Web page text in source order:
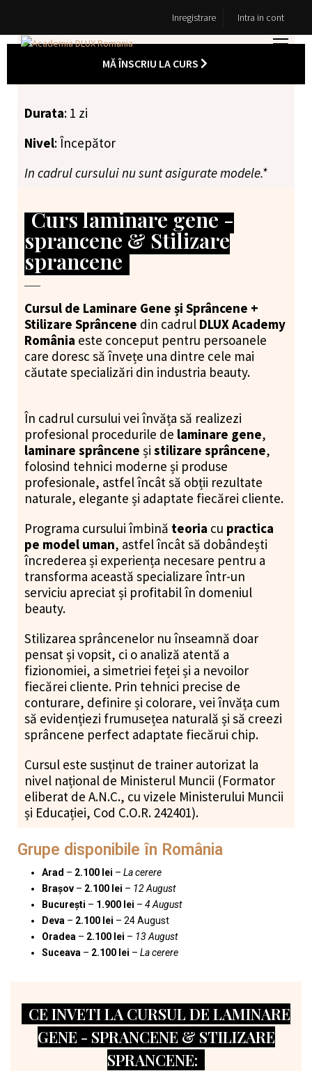
Inregistrare Intra in cont
MĂ ÎNSCRIU LA CURS
Durata: 1 zi
Nivel: Începător
In cadrul cursului nu sunt asigurate modele.*
Curs laminare gene -
sprancene & Stilizare
sprancene
Cursul de Laminare Gene și Sprâncene +
Stilizare Sprâncene din cadrul DLUX Academy
România este conceput pentru persoanele
care doresc să învețe una dintre cele mai
căutate specializări din industria beauty.
În cadrul cursului vei învăța să realizezi
profesional procedurile de laminare gene,
laminare sprâncene și stilizare sprâncene,
folosind tehnici moderne și produse
profesionale, astfel încât să obții rezultate
naturale, elegante și adaptate fiecărei cliente.
Programa cursului îmbină teoria cu practica
pe model uman, astfel încât să dobândești
încrederea și experiența necesare pentru a
transforma această specializare într-un
serviciu apreciat și profitabil în domeniul
beauty.
Stilizarea sprâncenelor nu înseamnă doar
pensat și vopsit, ci o analiză atentă a
fizionomiei, a simetriei feței și a nevoilor
fiecărei cliente. Prin tehnici precise de
conturare, definire și colorare, vei învăța cum
să evidențiezi frumusețea naturală și să creezi
sprâncene perfect adaptate fiecărui chip.
Cursul este susținut de trainer autorizat la
nivel național de Ministerul Muncii (Formator
eliberat de A.N.C., cu vizele Ministerului Muncii
și Educației, Cod C.O.R. 242401).
Grupe disponibile în România
Arad – 2.100 lei – La cerere
Braşov – 2.100 lei – 12 August
Bucureşti – 1.900 lei – 4 August
Deva – 2.100 lei – 24 August
Oradea – 2.100 lei – 13 August
Suceava – 2.100 lei – La cerere
CE INVETI LA CURSUL DE LAMINARE
GENE - SPRANCENE & STILIZARE
SPRANCENE: